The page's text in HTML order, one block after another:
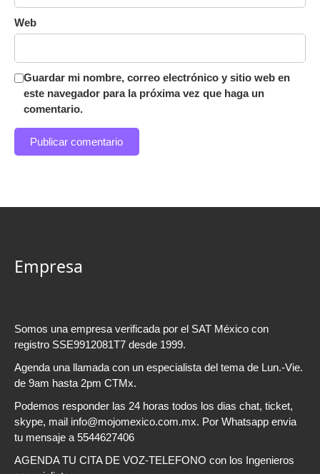
Web
Guardar mi nombre, correo electrónico y sitio web en
este navegador para la próxima vez que haga un
comentario.
Empresa
Somos una empresa verificada por el SAT México con
registro SSE9912081T7 desde 1999.
Agenda una llamada con un especialista del tema de Lun.-Vie.
de 9am hasta 2pm CTMx.
Podemos responder las 24 horas todos los dias chat, ticket,
skype, mail info@mojomexico.com.mx. Por Whatsapp envia
tu mensaje a 5544627406
AGENDA TU CITA DE VOZ-TELEFONO con los Ingenieros